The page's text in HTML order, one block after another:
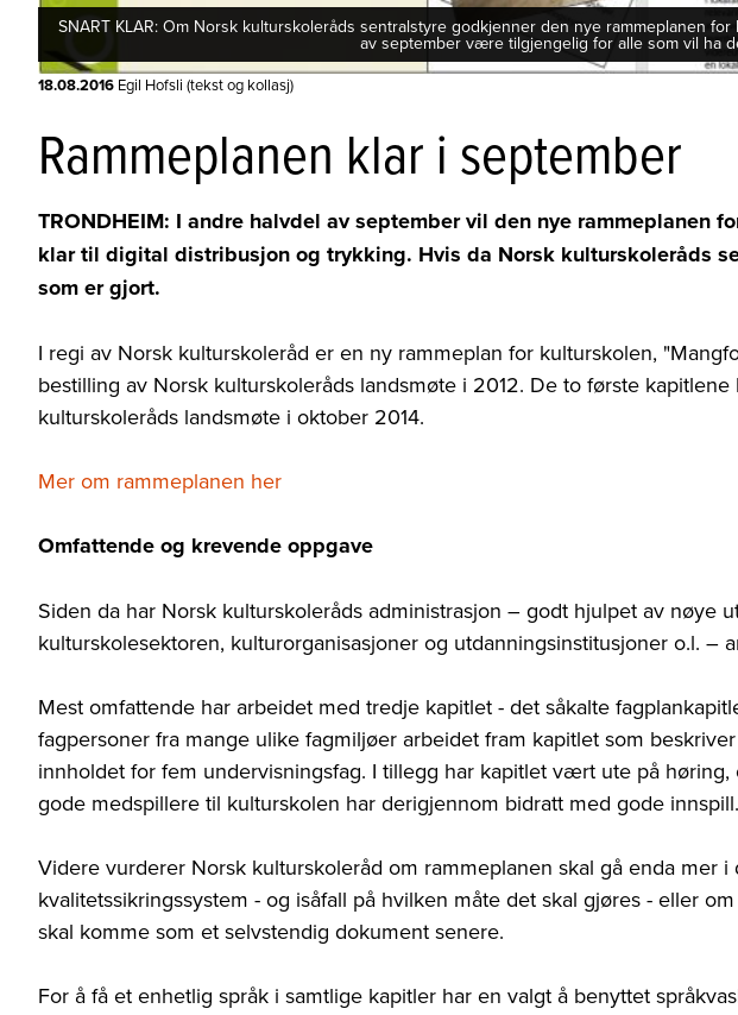
SNART KLAR: Om Norsk kulturskoleråds sentralstyre godkjenner den nye rammeplanen
av september være tilgjengelig for alle som vil ha
18.08.2016 Egil Hofsli (tekst og kollasj)
Rammeplanen klar i september
TRONDHEIM: I andre halvdel av september vil den nye rammeplanen
klar til digital distribusjon og trykking. Hvis da Norsk kulturskoleråds
som er gjort.
I regi av Norsk kulturskoleråd er en ny rammeplan for kulturskolen,
bestilling av Norsk kulturskoleråds landsmøte i 2012. De to første
kulturskoleråds landsmøte i oktober 2014.
Mer om rammeplanen her
Omfattende og krevende oppgave
Siden da har Norsk kulturskoleråds administrasjon – godt hjulpet av nøye
kulturskolesektoren, kulturorganisasjoner og utdanningsinstitusjoner o.l. –
Mest omfattende har arbeidet med tredje kapitlet - det såkalte
fagpersoner fra mange ulike fagmiljøer arbeidet fram kapitlet som
innholdet for fem undervisningsfag. I tillegg har kapitlet vært ute på
gode medspillere til kulturskolen har derigjennom bidratt med gode innspill.
Videre vurderer Norsk kulturskoleråd om rammeplanen skal gå enda mer
kvalitetssikringssystem - og isåfall på hvilken måte det skal gjøres - eller
skal komme som et selvstendig dokument senere.
For å få et enhetlig språk i samtlige kapitler har en valgt å benyttet